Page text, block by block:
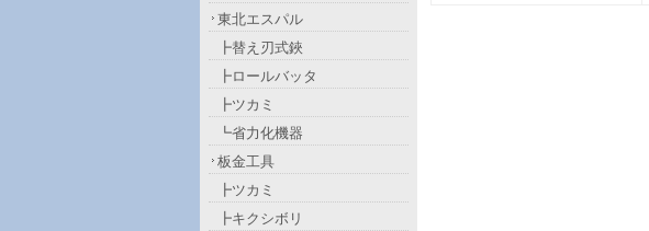
東北エスパル
┣替え刃式鋏
┣ロールバッタ
┣ツカミ
┗省力化機器
板金工具
┣ツカミ
┣キクシボリ